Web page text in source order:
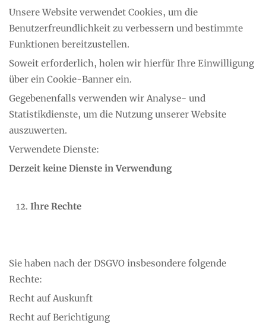
Unsere Website verwendet Cookies, um die
Benutzerfreundlichkeit zu verbessern und bestimmte
Funktionen bereitzustellen.
Soweit erforderlich, holen wir hierfür Ihre Einwilligung
über ein Cookie-Banner ein.
Gegebenenfalls verwenden wir Analyse- und
Statistikdienste, um die Nutzung unserer Website
auszuwerten.
Verwendete Dienste:
Derzeit keine Dienste in Verwendung
Ihre Rechte
Sie haben nach der DSGVO insbesondere folgende
Rechte:
Recht auf Auskunft
Recht auf Berichtigung